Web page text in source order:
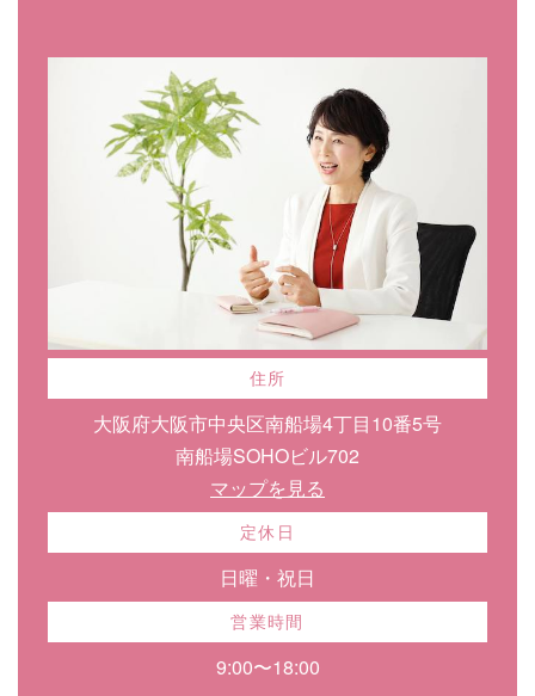
住所
大阪府大阪市中央区南船場4丁目10番5号
南船場SOHOビル702
マップを見る
定休日
日曜・祝日
営業時間
9:00〜18:00